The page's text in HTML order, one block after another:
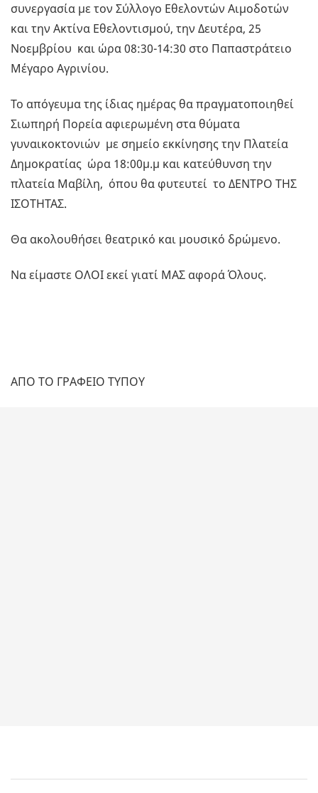
συνεργασία με τον Σύλλογο Εθελοντών Αιμοδοτών
και την Ακτίνα Εθελοντισμού, την Δευτέρα, 25
Νοεμβρίου και ώρα 08:30-14:30 στο Παπαστράτειο
Μέγαρο Αγρινίου.
Το απόγευμα της ίδιας ημέρας θα πραγματοποιηθεί
Σιωπηρή Πορεία αφιερωμένη στα θύματα
γυναικοκτονιών με σημείο εκκίνησης την Πλατεία
Δημοκρατίας ώρα 18:00μ.μ και κατεύθυνση την
πλατεία Μαβίλη, όπου θα φυτευτεί το ΔΕΝΤΡΟ ΤΗΣ
ΙΣΟΤΗΤΑΣ.
Θα ακολουθήσει θεατρικό και μουσικό δρώμενο.
Να είμαστε ΟΛΟΙ εκεί γιατί ΜΑΣ αφορά Όλους.
ΑΠΟ ΤΟ ΓΡΑΦΕΙΟ ΤΥΠΟΥ